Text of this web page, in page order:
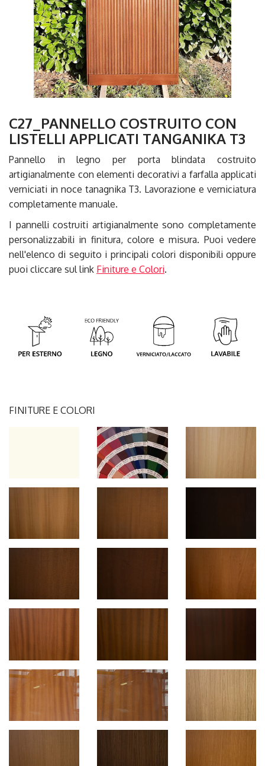
C27_PANNELLO COSTRUITO CON
LISTELLI APPLICATI TANGANIKA T3
Pannello in legno per porta blindata costruito
artigianalmente con elementi decorativi a farfalla applicati
verniciati in noce tanagnika T3. Lavorazione e verniciatura
completamente manuale.
I pannelli costruiti artigianalmente sono completamente
personalizzabili in finitura, colore e misura. Puoi vedere
nell'elenco di seguito i principali colori disponibili oppure
puoi cliccare sul link Finiture e Colori.
FINITURE E COLORI